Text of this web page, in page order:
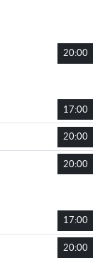
20:00
17:00
20:00
20:00
17:00
20:00